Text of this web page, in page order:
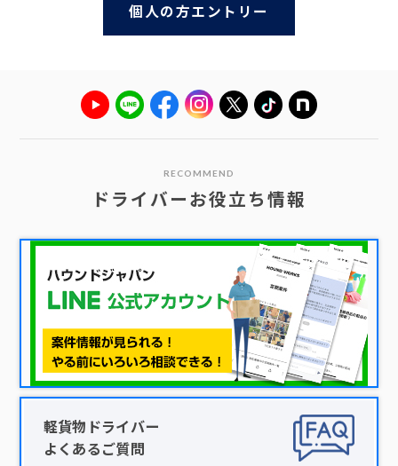
個人の方エントリー
RECOMMEND
ドライバーお役立ち情報
軽貨物ドライバー
よくあるご質問